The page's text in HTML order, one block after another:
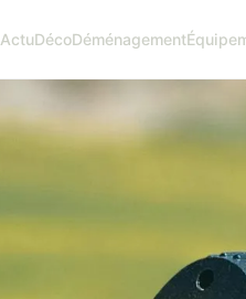
ActuDécoDéménagement